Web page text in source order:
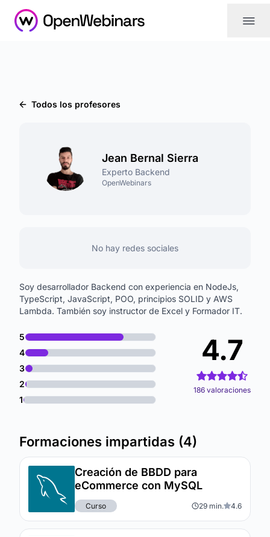
|||
Todos los profesores
Jean Bernal Sierra
Experto Backend
OpenWebinars
No hay redes sociales
Soy desarrollador Backend con experiencia en NodeJs,
TypeScript, JavaScript, POO, principios SOLID y AWS
Lambda. También soy instructor de Excel y Formador IT.
4.7
186 valoraciones
5
4
3
2
1
Formaciones impartidas (4)
Creación de BBDD para
eCommerce con MySQL
Curso 29 min. 4.6